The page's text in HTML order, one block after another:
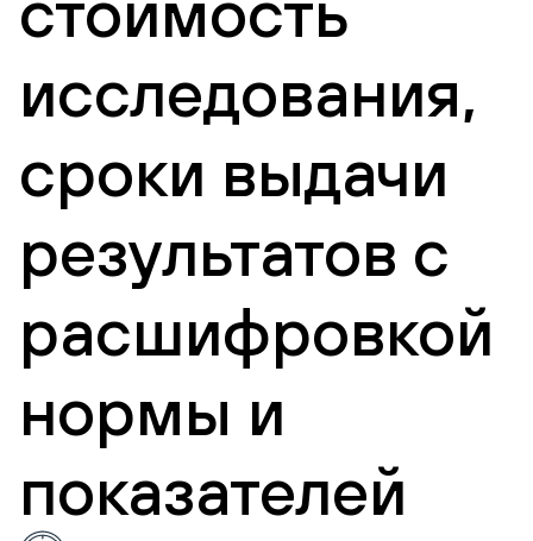
исследования,
сроки выдачи
результатов с
расшифровкой
нормы и
показателей